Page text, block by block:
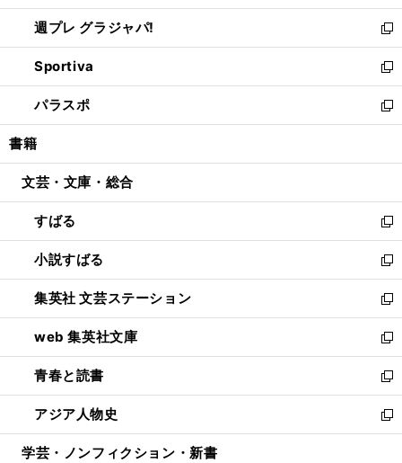
開
く
ウ
で
開
く
ウ
ィ
ン
ド
ウ
で
開
し
い
ウ
ィ
ン
ド
ウ
開
週プレ グラジャパ!
新
し
い
ウ
ィ
ン
ウ
開
く
Sportiva
新
し
い
ウ
ン
ウ
で
開
く
パラスポ
新
し
ウ
ン
ド
ウ
で
開
く
書籍
文芸・文庫・総合
すばる
新
し
い
ウ
ィ
ン
ド
ウ
で
開
く
小説すばる
新
し
い
ウ
ィ
ン
ド
ウ
で
開
集英社 文芸ステーション
新
し
い
ウ
ィ
ン
ド
ウ
web 集英社文庫
新
し
い
ウ
ィ
ン
青春と読書
新
し
い
ウ
アジア人物史
新
し
学芸・ノンフィクション・新書